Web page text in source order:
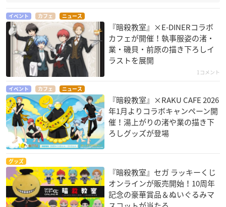
イベント カフェ ニュース
『暗殺教室』×E-DINERコラボ
カフェが開催！執事服姿の渚・
業・磯貝・前原の描き下ろしイ
ラストを展開
1コメント
イベント カフェ ニュース
『暗殺教室』×RAKU CAFE 2026
年1月よりコラボキャンペーン開
催！湯上がりの渚や業の描き下
ろしグッズが登場
グッズ
『暗殺教室』セガ ラッキーくじ
オンラインが販売開始！10周年
記念の豪華賞品＆ぬいぐるみマ